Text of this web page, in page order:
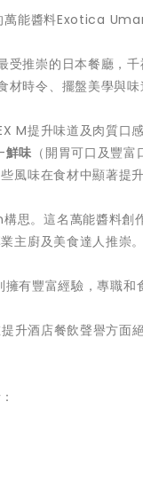
萬能醬料Exotica
推崇的日本餐廳，
時令、擺盤美學與味
M提升味道及肉質口
鮮味 （開胃可口及豐富
風味在食材中顯著提升
。這名萬能醬料創
主廚及美食達人推崇。
有豐富經驗，專職和
酒店餐飲聲譽方面